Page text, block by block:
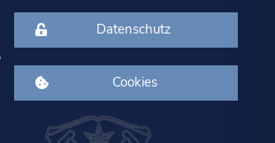
Datenschutz
Cookies